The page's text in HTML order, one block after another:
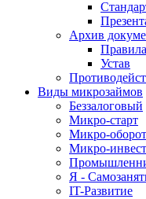
Архив
Устав
Виды микрозаймов
Беззалоговый
Микро-старт
Микро-оборот
Микро-инвест
Я -
IT-Развитие